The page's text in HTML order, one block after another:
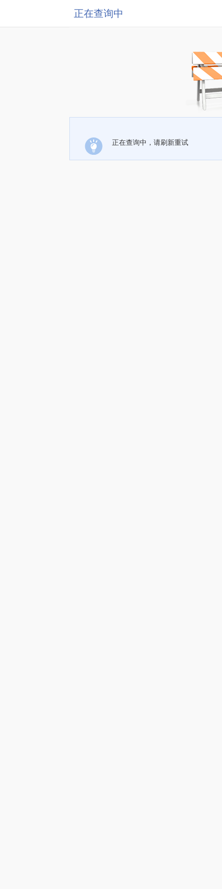
正在查询中
正在查询中，请刷新重试